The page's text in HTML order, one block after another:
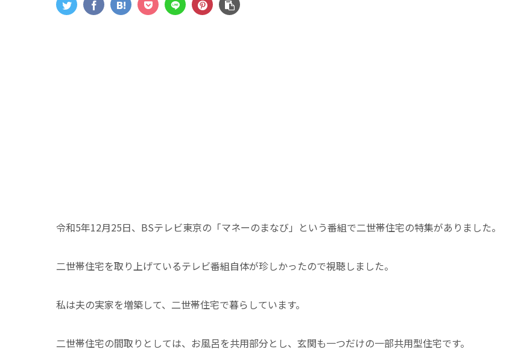
令和5年12月25日、BSテレビ東京の「マネーのまなび」という番組で二世帯住宅の特集がありました。
二世帯住宅を取り上げているテレビ番組自体が珍しかったので視聴しました。
私は夫の実家を増築して、二世帯住宅で暮らしています。
二世帯住宅の間取りとしては、お風呂を共用部分とし、玄関も一つだけの一部共用型住宅です。